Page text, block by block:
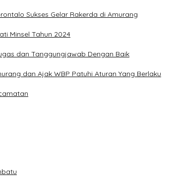
Sukses Gelar Rakerda di Amurang
Minsel Tahun 2024
dan Tanggungjawab Dengan Baik
dan Ajak WBP Patuhi Aturan Yang Berlaku